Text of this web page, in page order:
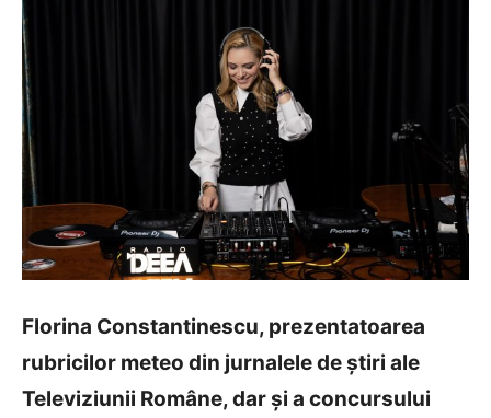
Florina Constantinescu, prezentatoarea
rubricilor meteo din jurnalele de ştiri ale
Televiziunii Române, dar şi a concursului